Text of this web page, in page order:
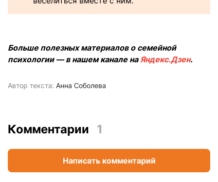
Больше полезных материалов о семейной
психологии — в нашем канале на Яндекс.Дзен.
Автор текста: Анна Соболева
Комментарии 1
Написать комментарий